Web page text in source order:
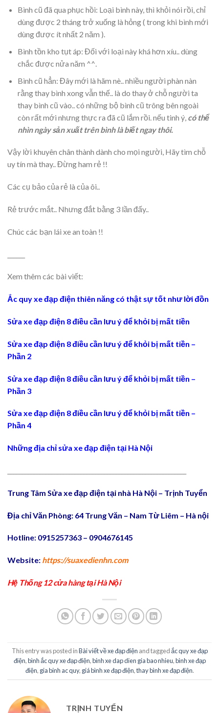
Bình cũ đã qua phục hồi: Loại bình này, thì khỏi nói rồi, chỉ
dùng được 2 tháng trở xuống là hỏng ( trong khi bình mới
dùng được ít nhất 2 năm ).
Bình tồn kho tụt áp: Đối với loại này khá hơn xíu.. dùng
chắc được nửa năm ^^.
Bình cũ hẳn: Đây mới là hãm nè.. nhiều người phàn nàn
rằng thay bình xong vẫn thế.. là do thay ở chỗ người ta
thay bình cũ vào.. có những bộ bình cũ trông bên ngoài
còn rất mới nhưng thực ra đã cũ lắm rồi. nếu tinh ý, có thể
nhìn ngày sản xuất trên bình là biết ngay thôi.
Vậy lời khuyên chân thành dành cho mọi người, Hãy tìm chỗ
uy tín mà thay.. Đừng ham rẻ !!
Các cụ bảo của rẻ là của ôi..
Rẻ trước mắt.. Nhưng đắt bằng 3 lần đấy..
Chúc các bạn lái xe an toàn !!
Xem thêm các bài viết:
Ắc quy xe đạp điện thiên năng có thật sự tốt như lời đồn
Sửa xe đạp điện 8 điều cần lưu ý để khỏi bị mất tiền
Sửa xe đạp điện 8 điều cần lưu ý để khỏi bị mất tiền –
Phần 2
Sửa xe đạp điện 8 điều cần lưu ý để khỏi bị mất tiền –
Phần 3
Sửa xe đạp điện 8 điều cần lưu ý để khỏi bị mất tiền –
Phần 4
Những địa chỉ sửa xe đạp điện tại Hà Nội
Trung Tâm Sửa xe đạp điện tại nhà Hà Nội – Trịnh Tuyển
Địa chỉ Văn Phòng: 64 Trung Văn – Nam Từ Liêm – Hà nội
Hotline: 0915257363 – 0904676145
Website: https://suaxedienhn.com
Hệ Thống 12 cửa hàng tại Hà Nội
This entry was posted inBài viết về xe đạp điện and taggedắc quy xe đạp
điện,bình ắc quy xe đạp điện,binh xe dap dien gia bao nhieu,bình xe đạp
điện, gia binh ac quy, giá bình xe đạp điện,thay bình xe đạp điện.
TRỊNH TUYỂN